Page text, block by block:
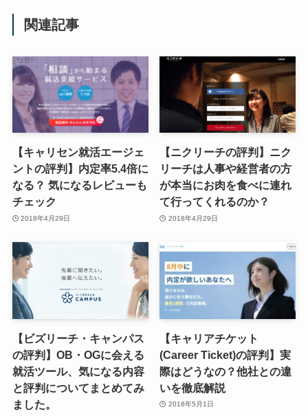
関連記事
【キャリセン就活エージェ
ントの評判】内定率5.4倍に
なる？ 気になるレビューも
チェック
2018年4月29日
【ニクリーチの評判】ニク
リーチは人事や経営者の方
が本当にお肉を食べに連れ
て行ってくれるのか？
2018年4月29日
【ビズリーチ・キャンパス
の評判】OB・OGに会える
就活ツール、気になる内容
と評判についてまとめてみ
ました。
【キャリアチケット
(Career Ticket)の評判】実
際はどうなの？他社との違
いを徹底解説
2018年5月1日